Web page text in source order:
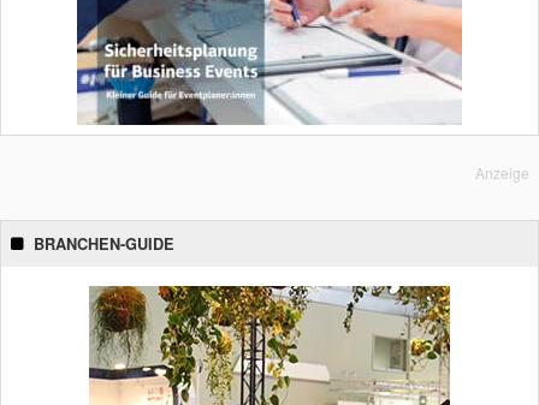
Anzeige
BRANCHEN-GUIDE